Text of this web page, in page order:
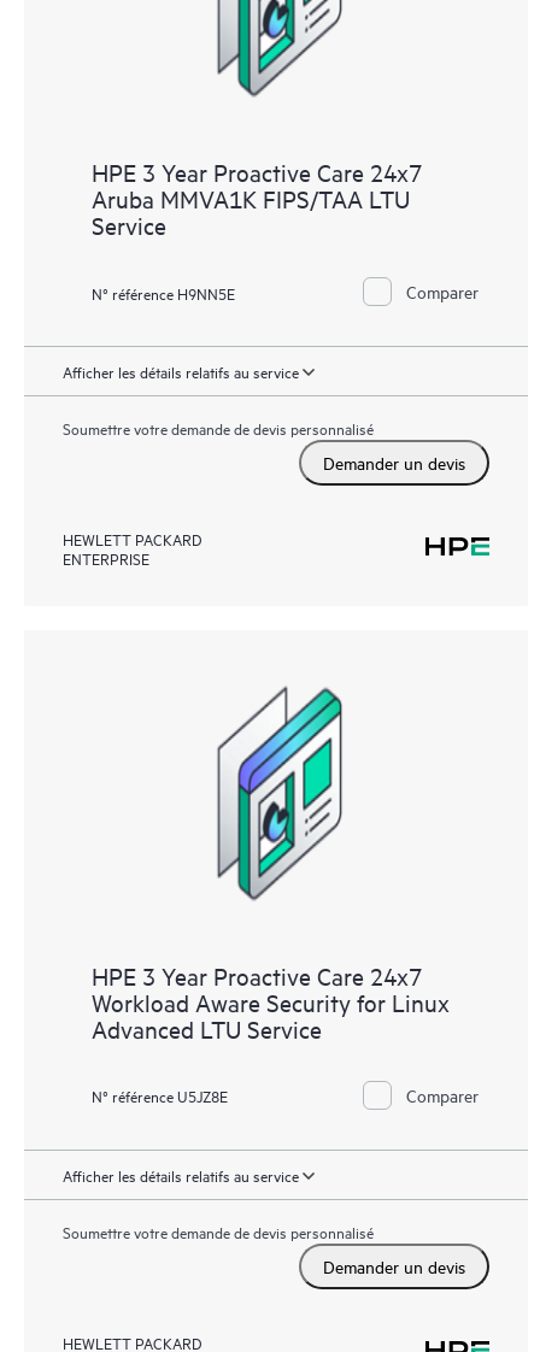
HPE 3 Year Proactive Care 24x7
Aruba MMVA1K FIPS/TAA LTU
Service
N° référence H9NN5E Comparer
Afficher les détails relatifs au service
Soumettre votre demande de devis personnalisé
Demander un devis
HEWLETT PACKARD
ENTERPRISE
HPE 3 Year Proactive Care 24x7
Workload Aware Security for Linux
Advanced LTU Service
N° référence U5JZ8E Comparer
Afficher les détails relatifs au service
Soumettre votre demande de devis personnalisé
Demander un devis
HEWLETT PACKARD